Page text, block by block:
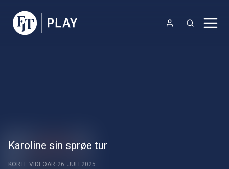
Karoline sin sprøe tur
KORTE VIDEOAR 26. JULI 2025